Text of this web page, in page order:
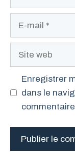
Site
Enregistrer
dans le